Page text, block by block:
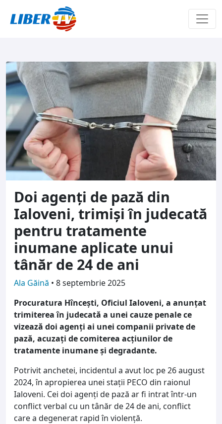
Doi agenți de pază din
Ialoveni, trimiși în judecată
pentru tratamente
inumane aplicate unui
tânăr de 24 de ani
Ala Găină • 8 septembrie 2025
Procuratura Hîncești, Oficiul Ialoveni, a anunțat
trimiterea în judecată a unei cauze penale ce
vizează doi agenți ai unei companii private de
pază, acuzați de comiterea acțiunilor de
tratamente inumane și degradante.
Potrivit anchetei, incidentul a avut loc pe 26 august
2024, în apropierea unei stații PECO din raionul
Ialoveni. Cei doi agenți de pază ar fi intrat într-un
conflict verbal cu un tânăr de 24 de ani, conflict
care a degenerat rapid în violență.